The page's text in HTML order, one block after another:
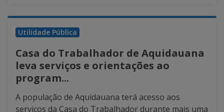
Utilidade Pública
Casa do Trabalhador de Aquidauana
leva serviços e orientações ao
program...
A população de Aquidauana terá acesso aos
serviços da Casa do Trabalhador durante mais uma